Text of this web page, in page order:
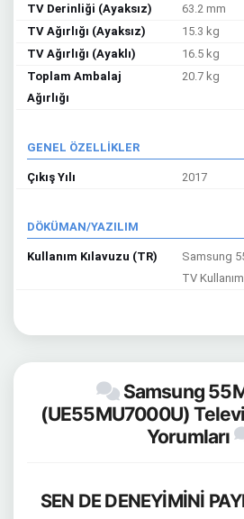
TV Derinliği (Ayaksız)
63.2 mm
TV Ağırlığı (Ayaksız)
15.3 kg
TV Ağırlığı (Ayaklı)
16.5 kg
Toplam Ambalaj
Ağırlığı
20.7 kg
GENEL ÖZELLİKLER
Çıkış Yılı 2017
DÖKÜMAN/YAZILIM
Kullanım Kılavuzu (TR)
Samsung
TV
Samsung
(UE55MU7000U)
Yorumları
SEN DE DENEYİMİNİ